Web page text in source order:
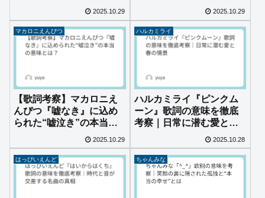
2025.10.29
描く等身大のラブソング
2025.10.29
マカロニえんぴつ
【歌詞考察】マカロニえ
んぴつ『嘘なき』に込め
られた“嘘泣き”の本当の
2025.10.29
ハルカミライ
ハルカミライ『ピンクム
ーン』歌詞の意味を徹底
考察｜日常に潜む愛と春
2025.10.28
はっぴいえんど ちゃんみな